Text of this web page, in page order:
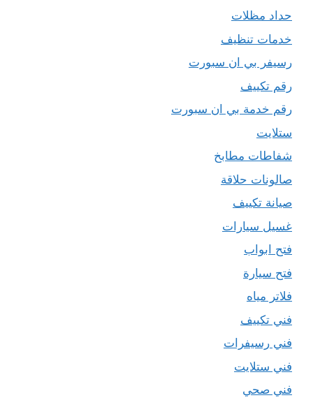
حداد مظلات
خدمات تنظيف
رسيفر بي ان سبورت
رقم تكييف
رقم خدمة بي ان سبورت
ستلايت
شفاطات مطابخ
صالونات حلاقة
صيانة تكييف
غسيل سيارات
فتح ابواب
فتح سيارة
فلاتر مياه
فني تكييف
فني رسيفرات
فني ستلايت
فني صحي